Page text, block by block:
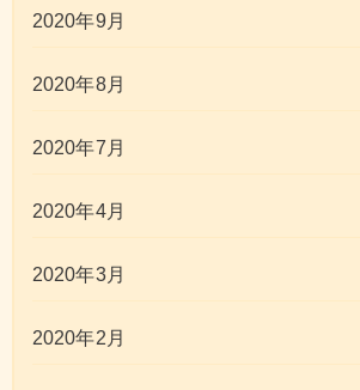
2020年9月
2020年8月
2020年7月
2020年4月
2020年3月
2020年2月